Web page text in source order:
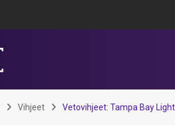
Vihjeet Vetovihjeet: Tampa Bay